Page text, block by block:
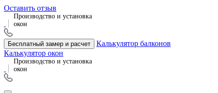
Оставить отзыв
Производство и установка
окон
Бесплатный замер и расчет
Калькулятор балконов
Калькулятор окон
Производство и установка
окон